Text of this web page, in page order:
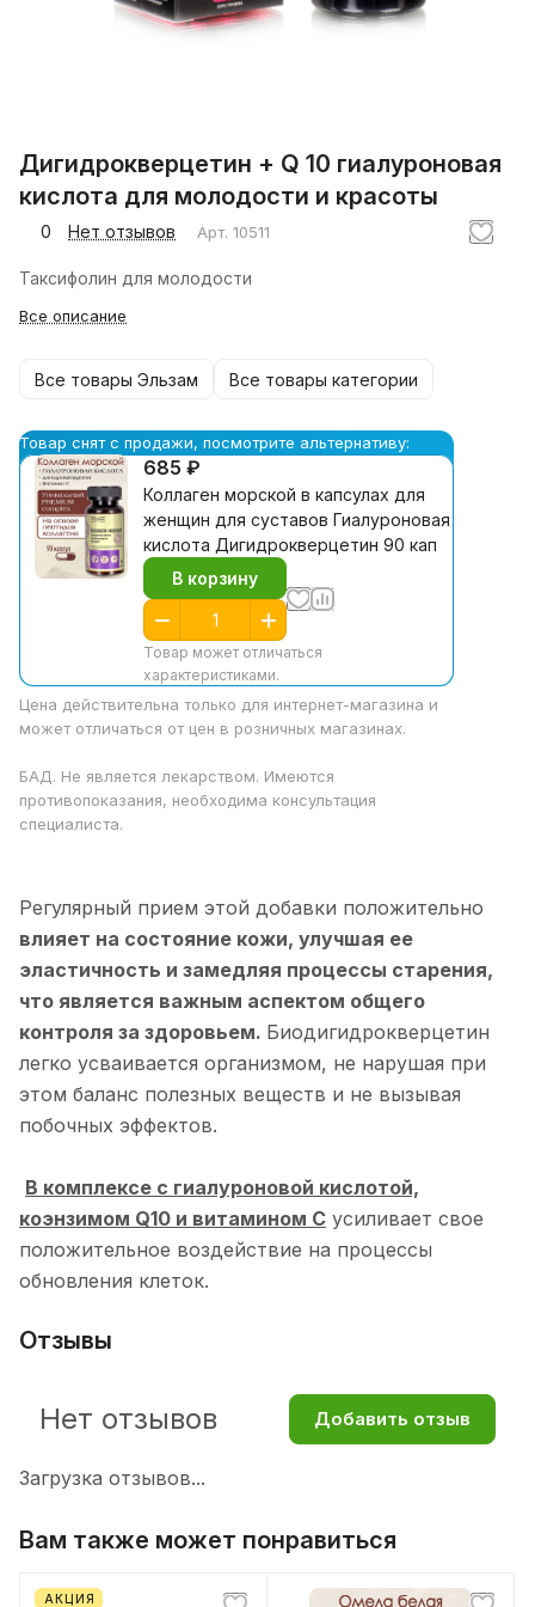
Дигидрокверцетин + Q 10 гиалуроновая
кислота для молодости и красоты
0 Нет отзывов Арт. 10511
Таксифолин для молодости
Все описание
Все товары Эльзам Все товары категории
Товар снят с продажи, посмотрите альтернативу:
685 ₽
Коллаген морской в капсулах для
женщин для суставов Гиалуроновая
кислота Дигидрокверцетин 90 кап
В корзину
Товар может отличаться
характеристиками.
Цена действительна только для интернет-магазина и
может отличаться от цен в розничных магазинах.
БАД. Не является лекарством. Имеются
противопоказания, необходима консультация
специалиста.
Регулярный прием этой добавки положительно
влияет на состояние кожи, улучшая ее
эластичность и замедляя процессы старения,
что является важным аспектом общего
контроля за здоровьем. Биодигидрокверцетин
легко усваивается организмом, не нарушая при
этом баланс полезных веществ и не вызывая
побочных эффектов.
В комплексе с гиалуроновой кислотой,
коэнзимом Q10 и витамином С усиливает свое
положительное воздействие на процессы
обновления клеток.
Отзывы
Загрузка отзывов...
Нет отзывов Добавить отзыв
Вам также может понравиться
АКЦИЯ